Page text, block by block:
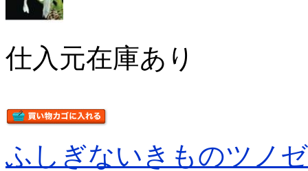
仕入元在庫あり
ふしぎないきものツノ